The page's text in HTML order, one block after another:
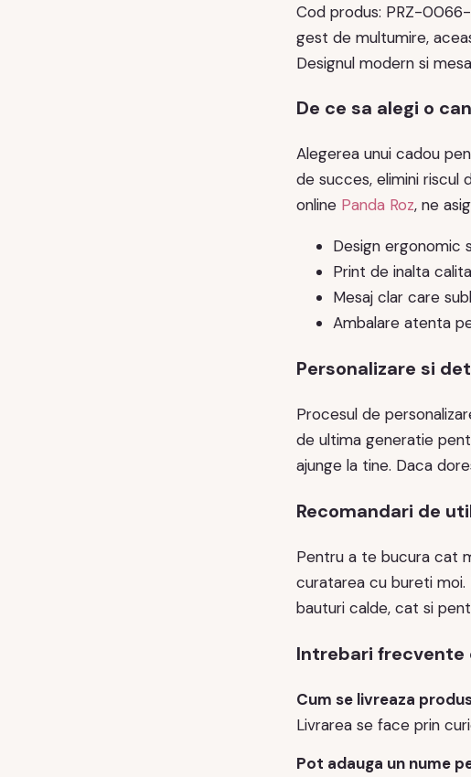
Cod produs: PRZ-
gest de multumire,
Designul modern si
De ce sa alegi o
Alegerea unui cadou
de succes, elimini riscul
online Panda Roz, ne
Design ergonomic
Print de inalta
Mesaj clar care
Ambalare atenta
Personalizare si
Procesul de
de ultima generatie
ajunge la tine. Daca
Recomandari de
Pentru a te bucura cat
curatarea cu bureti moi.
bauturi calde, cat si
Intrebari frecvente
Cum se livreaza
Livrarea se face prin
Pot adauga un nume